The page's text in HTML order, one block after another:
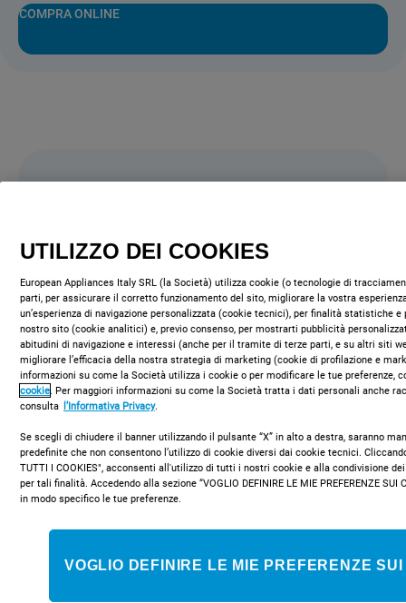
COMPRA ONLINE
UTILIZZO DEI COOKIES
European Appliances Italy SRL (la Società) utilizza cookie (o tecnologie di
parti, per assicurare il corretto funzionamento del sito, migliorare la vostra
un’esperienza di navigazione personalizzata (cookie tecnici), per finalità statistiche e
nostro sito (cookie analitici) e, previo consenso, per mostrarti pubblicità
abitudini di navigazione e interessi (anche per il tramite di terze parti, e su altri siti
migliorare l’efficacia della nostra strategia di marketing (cookie di profilazione e
informazioni su come la Società utilizza i cookie o per modificare le tue preferenze,
cookie. Per maggiori informazioni su come la Società tratta i dati personali anche
consulta l’Informativa Privacy.
Se scegli di chiudere il banner utilizzando il pulsante “X” in alto a destra, saranno
predefinite che non consentono l’utilizzo di cookie diversi dai cookie tecnici.
TUTTI I COOKIES", acconsenti all'utilizzo di tutti i nostri cookie e alla condivisione
per tali finalità. Accedendo alla sezione “VOGLIO DEFINIRE LE MIE PREFERENZE SUI
in modo specifico le tue preferenze.
VOGLIO DEFINIRE LE MIE PREFERENZE